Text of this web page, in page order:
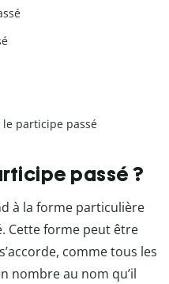
participe passé
passé ?
à la forme particulière
Cette forme peut être
comme tous les
nombre au nom qu’il